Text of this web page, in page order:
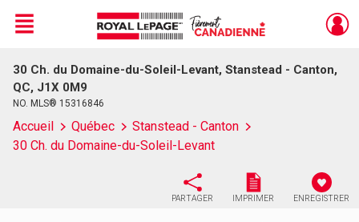
Live
En Direct
Menu
30 Ch. du Domaine-du-Soleil-Levant, Stanstead - Canton,
QC, J1X 0M9
NO. MLS® 15316846
Accueil Québec
Stanstead - Canton
30 Ch. du Domaine-du-Soleil-Levant
PARTAGER IMPRIMER ENREGISTRER